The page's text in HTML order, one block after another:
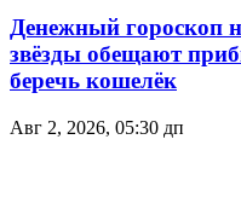
Денежный гороскоп
звёзды обещают
беречь кошелёк
Авг 2, 2026, 05:30 дп